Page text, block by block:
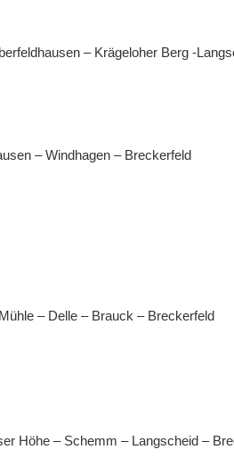
– Krägeloher Berg -
– Windhagen – Breckerfeld
– Delle – Brauck – Breckerfeld
Höhe – Schemm – Langscheid –